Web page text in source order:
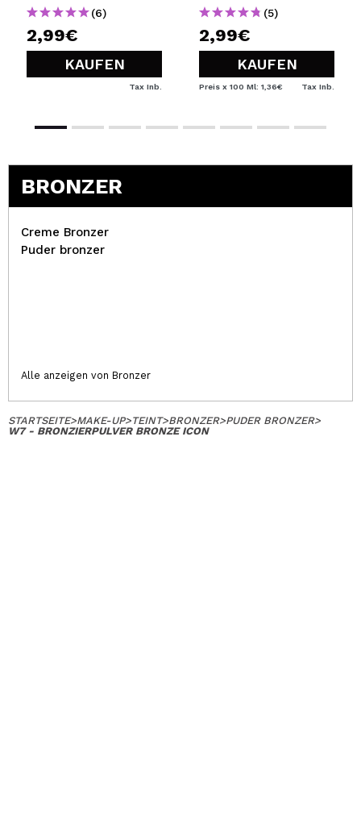
(6)
2,99€
KAUFEN
Tax Inb.
(5)
2,99€
KAUFEN
Preis x 100 Ml: 1,36€ Tax Inb.
BRONZER
Creme Bronzer
Puder bronzer
Alle anzeigen von Bronzer
STARTSEITE>MAKE-UP>TEINT>BRONZER>PUDER BRONZER>
W7 - BRONZIERPULVER BRONZE ICON